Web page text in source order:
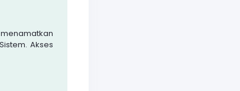
Akses